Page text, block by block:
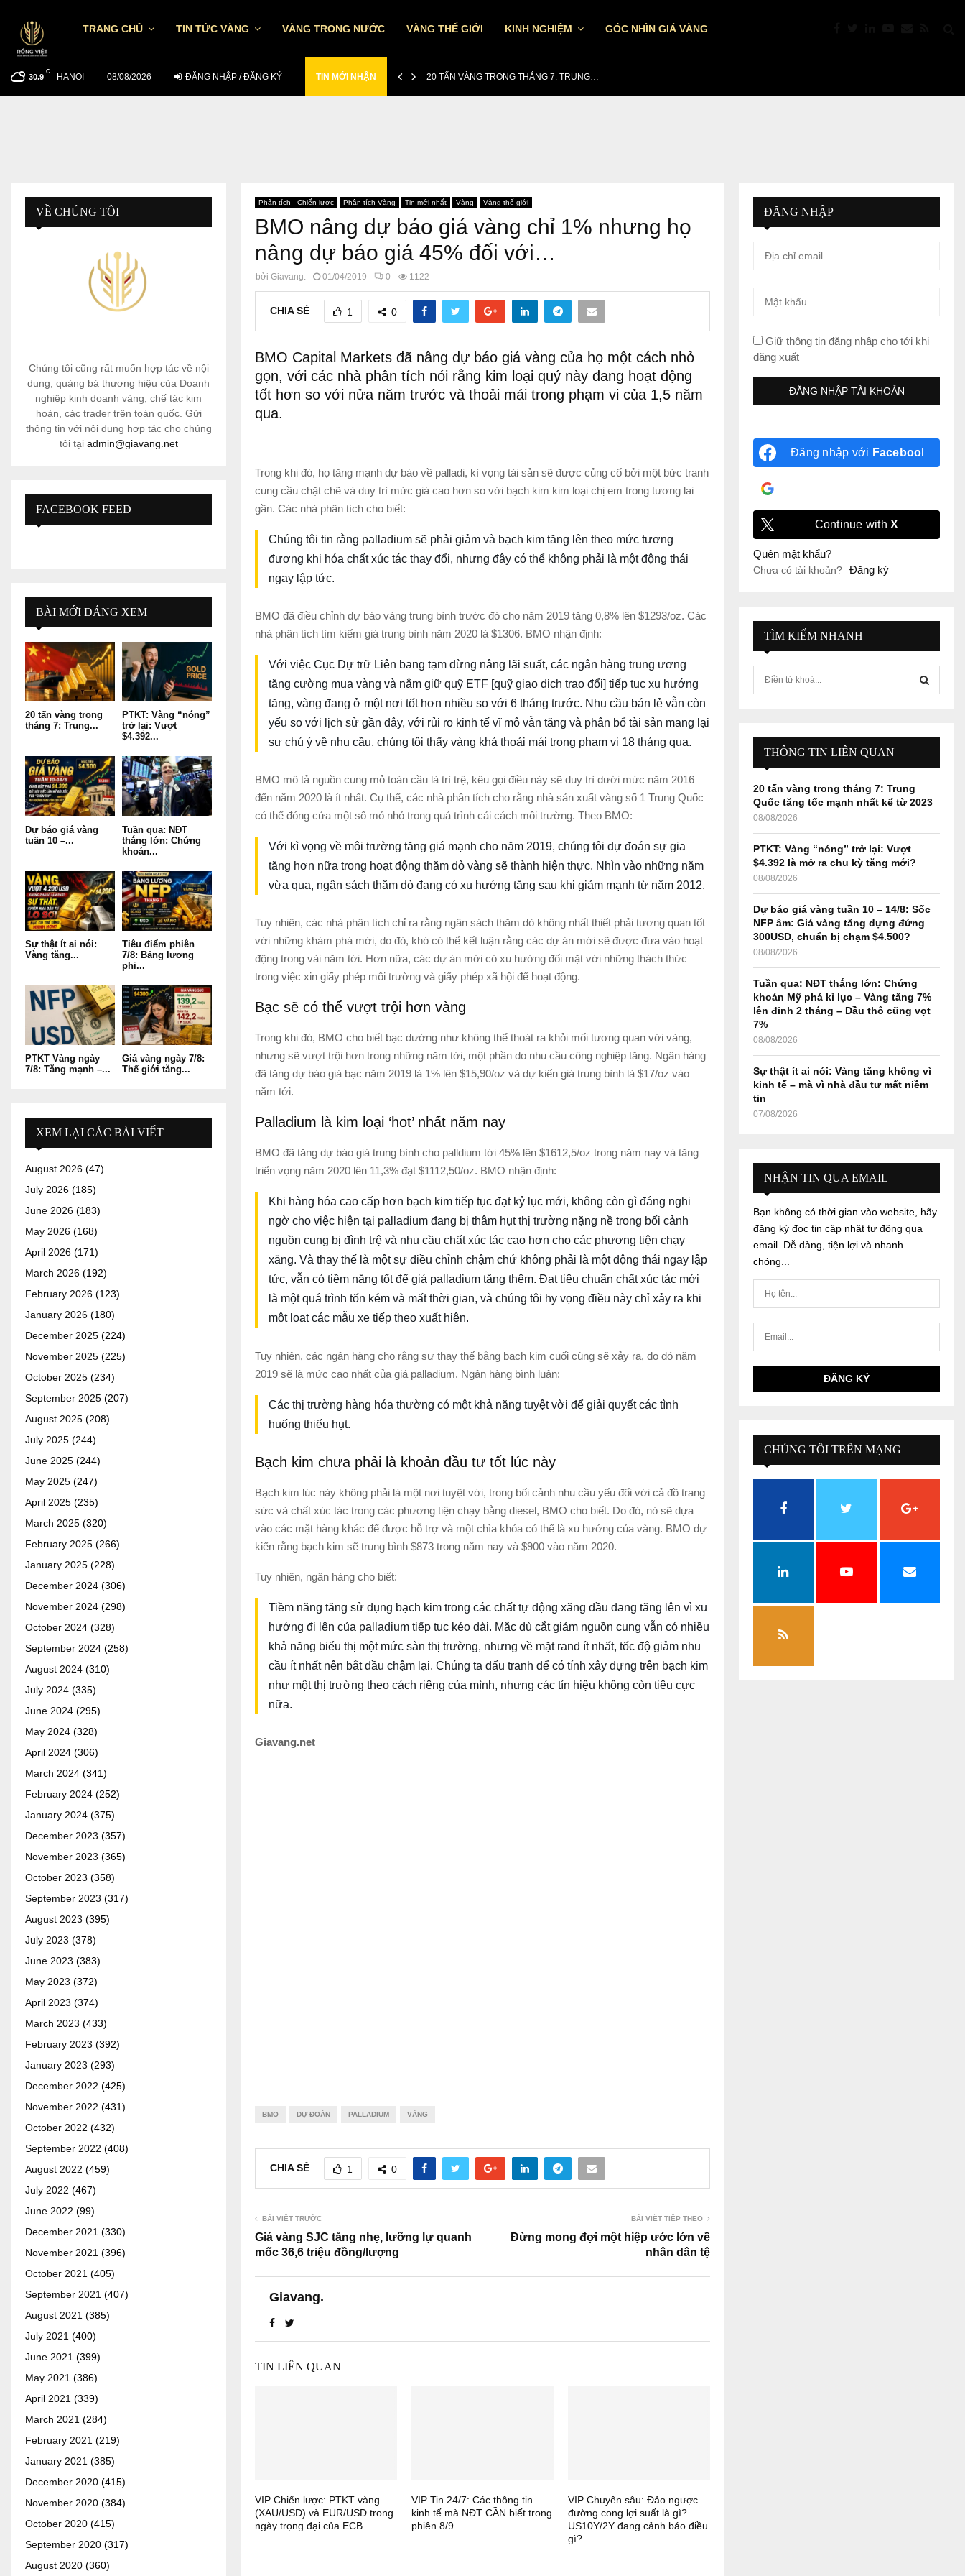
TRANG CHỦ TIN TỨC VÀNG VÀNG TRONG NƯỚC VÀNG THẾ GIỚI KINH NGHIỆM GÓC NHÌN GIÁ VÀNG
30.9
C
HANOI 08/08/2026 ĐĂNG NHẬP / ĐĂNG KÝ TIN MỚI NHẬN
TỶ GIÁ USD/VND NGÀY 7/8: TGTT TĂNG… 20 TẤN VÀNG TRONG THÁNG 7: TRUNG…
Phân tích - Chiến lược Phân tích Vàng Tin mới nhất Vàng Vàng thế giới
BMO nâng dự báo giá vàng chỉ 1% nhưng họ
nâng dự báo giá 45% đối với…
bởi Giavang. 01/04/2019 0 1122
CHIA SẺ 1 0
BMO Capital Markets đã nâng dự báo giá vàng của họ một cách nhỏ
gọn, với các nhà phân tích nói rằng kim loại quý này đang hoạt động
tốt hơn so với nửa năm trước và thoải mái trong phạm vi của 1,5 năm
qua.
Trong khi đó, họ tăng mạnh dự báo về palladi, kì vọng tài sản sẽ được củng cố bởi một bức tranh
cung cầu chặt chẽ và duy trì mức giá cao hơn so với bạch kim kim loại chị em trong tương lai
gần. Các nhà phân tích cho biết:
Chúng tôi tin rằng palladium sẽ phải giảm và bạch kim tăng lên theo mức tương
đương khi hóa chất xúc tác thay đổi, nhưng đây có thể không phải là một động thái
ngay lập tức.
BMO đã điều chỉnh dự báo vàng trung bình trước đó cho năm 2019 tăng 0,8% lên $1293/oz. Các
nhà phân tích tìm kiếm giá trung bình năm 2020 là $1306. BMO nhận định:
Với việc Cục Dự trữ Liên bang tạm dừng nâng lãi suất, các ngân hàng trung ương
tăng cường mua vàng và nắm giữ quỹ ETF [quỹ giao dịch trao đổi] tiếp tục xu hướng
tăng, vàng đang ở một nơi tốt hơn nhiều so với 6 tháng trước. Nhu cầu bán lẻ vẫn còn
yếu so với lịch sử gần đây, với rủi ro kinh tế vĩ mô vẫn tăng và phân bổ tài sản mang lại
sự chú ý về nhu cầu, chúng tôi thấy vàng khá thoải mái trong phạm vi 18 tháng qua.
BMO mô tả nguồn cung mỏ toàn cầu là trì trệ, kêu gọi điều này sẽ duy trì dưới mức năm 2016
đến năm 2020 là ít nhất. Cụ thể, các nhà phân tích cho rằng nhà sản xuất vàng số 1 Trung Quốc
có thể đóng cửa một số mỏ nhỏ trong quá trình cải cách môi trường. Theo BMO:
Với kì vọng về môi trường tăng giá mạnh cho năm 2019, chúng tôi dự đoán sự gia
tăng hơn nữa trong hoạt động thăm dò vàng sẽ thành hiện thực. Nhìn vào những năm
vừa qua, ngân sách thăm dò đang có xu hướng tăng sau khi giảm mạnh từ năm 2012.
Tuy nhiên, các nhà phân tích chỉ ra rằng ngân sách thăm dò không nhất thiết phải tương quan tốt
với những khám phá mới, do đó, khó có thể kết luận rằng các dự án mới sẽ được đưa vào hoạt
động trong vài năm tới. Hơn nữa, các dự án mới có xu hướng đối mặt với những thách thức
trong việc xin giấy phép môi trường và giấy phép xã hội để hoạt động.
Bạc sẽ có thể vượt trội hơn vàng
Trong khi đó, BMO cho biết bạc dường như không thể thoát ra khỏi mối tương quan với vàng,
nhưng sẽ vượt trội hơn trong những năm tới, một phần do nhu cầu công nghiệp tăng. Ngân hàng
đã tăng dự báo giá bạc năm 2019 là 1% lên $15,90/oz và dự kiến giá trung bình là $17/oz vào
năm tới.
Palladium là kim loại ‘hot’ nhất năm nay
BMO đã tăng dự báo giá trung bình cho palldium tới 45% lên $1612,5/oz trong năm nay và tăng
triển vọng năm 2020 lên 11,3% đạt $1112,50/oz. BMO nhận định:
Khi hàng hóa cao cấp hơn bạch kim tiếp tục đạt kỷ lục mới, không còn gì đáng nghi
ngờ cho việc hiện tại palladium đang bị thâm hụt thị trường nặng nề trong bối cảnh
nguồn cung bị đình trệ và nhu cầu chất xúc tác cao hơn cho các phương tiện chạy
xăng. Và thay thế là một sự điều chỉnh chậm chứ không phải là một động thái ngay lập
tức, vẫn có tiềm năng tốt để giá palladium tăng thêm. Đạt tiêu chuẩn chất xúc tác mới
là một quá trình tốn kém và mất thời gian, và chúng tôi hy vọng điều này chỉ xảy ra khi
một loạt các mẫu xe tiếp theo xuất hiện.
Tuy nhiên, các ngân hàng cho rằng sự thay thế bằng bạch kim cuối cùng sẽ xảy ra, do đó năm
2019 sẽ là mức cao nhất của giá palladium. Ngân hàng bình luận:
Các thị trường hàng hóa thường có một khả năng tuyệt vời để giải quyết các tình
huống thiếu hụt.
Bạch kim chưa phải là khoản đầu tư tốt lúc này
Bạch kim lúc này không phải là một nơi tuyệt vời, trong bối cảnh nhu cầu yếu đối với cả đồ trang
sức và chất xúc tác trong các phương tiện chạy bằng diesel, BMO cho biết. Do đó, nó sẽ dựa
vào các mặt hàng khác để được hỗ trợ và một chìa khóa có thể là xu hướng của vàng. BMO dự
kiến rằng bạch kim sẽ trung bình $873 trong năm nay và $900 vào năm 2020.
Tuy nhiên, ngân hàng cho biết:
Tiềm năng tăng sử dụng bạch kim trong các chất tự động xăng dầu đang tăng lên vì xu
hướng đi lên của palladium tiếp tục kéo dài. Mặc dù cắt giảm nguồn cung vẫn có nhiều
khả năng biểu thị một mức sàn thị trường, nhưng về mặt rand ít nhất, tốc độ giảm nhu
cầu ít nhất nên bắt đầu chậm lại. Chúng ta đấu tranh để có tính xây dựng trên bạch kim
như một thị trường theo cách riêng của mình, nhưng các tín hiệu không còn tiêu cực
nữa.
Giavang.net
BMO DỰ ĐOÁN PALLADIUM VÀNG
CHIA SẺ 1 0
BÀI VIẾT TRƯỚC
Giá vàng SJC tăng nhẹ, lưỡng lự quanh
mốc 36,6 triệu đồng/lượng
BÀI VIẾT TIẾP THEO
Đừng mong đợi một hiệp ước lớn về
nhân dân tệ
Giavang.
TIN LIÊN QUAN
VIP Chiến lược: PTKT vàng
(XAU/USD) và EUR/USD trong
ngày trọng đại của ECB
VIP Tin 24/7: Các thông tin
kinh tế mà NĐT CẦN biết trong
phiên 8/9
VIP Chuyên sâu: Đảo ngược
đường cong lợi suất là gì?
US10Y/2Y đang cảnh báo điều
gì?
VỀ CHÚNG TÔI
Chúng tôi cũng rất muốn hợp tác về nội
dung, quảng bá thương hiệu của Doanh
nghiệp kinh doanh vàng, chế tác kim
hoàn, các trader trên toàn quốc. Gửi
thông tin với nội dung hợp tác cho chúng
tôi tại admin@giavang.net
FACEBOOK FEED
BÀI MỚI ĐÁNG XEM
20 tấn vàng trong
tháng 7: Trung...
PTKT: Vàng “nóng”
trở lại: Vượt
$4.392...
Dự báo giá vàng
tuần 10 –...
Tuần qua: NĐT
thắng lớn: Chứng
khoán...
Sự thật ít ai nói:
Vàng tăng...
Tiêu điểm phiên
7/8: Bảng lương
phi...
PTKT Vàng ngày
7/8: Tăng mạnh –...
Giá vàng ngày 7/8:
Thế giới tăng...
XEM LẠI CÁC BÀI VIẾT
August 2026 (47)
July 2026 (185)
June 2026 (183)
May 2026 (168)
April 2026 (171)
March 2026 (192)
February 2026 (123)
January 2026 (180)
December 2025 (224)
November 2025 (225)
October 2025 (234)
September 2025 (207)
August 2025 (208)
July 2025 (244)
June 2025 (244)
May 2025 (247)
April 2025 (235)
March 2025 (320)
February 2025 (266)
January 2025 (228)
December 2024 (306)
November 2024 (298)
October 2024 (328)
September 2024 (258)
August 2024 (310)
July 2024 (335)
June 2024 (295)
May 2024 (328)
April 2024 (306)
March 2024 (341)
February 2024 (252)
January 2024 (375)
December 2023 (357)
November 2023 (365)
October 2023 (358)
September 2023 (317)
August 2023 (395)
July 2023 (378)
June 2023 (383)
May 2023 (372)
April 2023 (374)
March 2023 (433)
February 2023 (392)
January 2023 (293)
December 2022 (425)
November 2022 (431)
October 2022 (432)
September 2022 (408)
August 2022 (459)
July 2022 (467)
June 2022 (99)
December 2021 (330)
November 2021 (396)
October 2021 (405)
September 2021 (407)
August 2021 (385)
July 2021 (400)
June 2021 (399)
May 2021 (386)
April 2021 (339)
March 2021 (284)
February 2021 (219)
January 2021 (385)
December 2020 (415)
November 2020 (384)
October 2020 (415)
September 2020 (317)
August 2020 (360)
ĐĂNG NHẬP
Giữ thông tin đăng nhập cho tới khi
đăng xuất
Đăng nhập với Facebook
Continue withX
Quên mật khẩu?
Chưa có tài khoản? Đăng ký
TÌM KIẾM NHANH
r
:
E
A
THÔNG TIN LIÊN QUAN
20 tấn vàng trong tháng 7: Trung
Quốc tăng tốc mạnh nhất kể từ 2023
08/08/2026
PTKT: Vàng “nóng” trở lại: Vượt
$4.392 là mở ra chu kỳ tăng mới?
08/08/2026
Dự báo giá vàng tuần 10 – 14/8: Sốc
NFP âm: Giá vàng tăng dựng đứng
300USD, chuẩn bị chạm $4.500?
08/08/2026
Tuần qua: NĐT thắng lớn: Chứng
khoán Mỹ phá kỉ lục – Vàng tăng 7%
lên đỉnh 2 tháng – Dầu thô cũng vọt
7%
08/08/2026
Sự thật ít ai nói: Vàng tăng không vì
kinh tế – mà vì nhà đầu tư mất niềm
tin
07/08/2026
NHẬN TIN QUA EMAIL
Bạn không có thời gian vào website, hãy
đăng ký đọc tin cập nhật tự động qua
email. Dễ dàng, tiện lợi và nhanh
chóng...
CHÚNG TÔI TRÊN MẠNG
XÃ HỘI